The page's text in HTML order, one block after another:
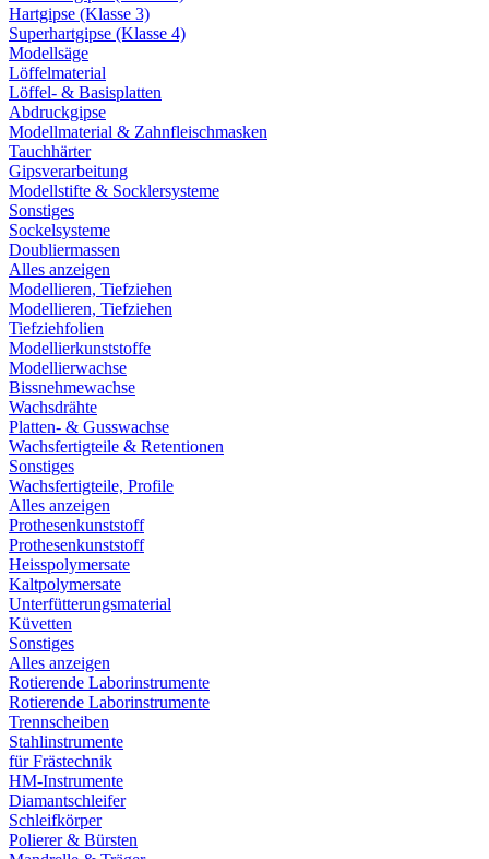
Hartgipse (Klasse 3)
Superhartgipse (Klasse 4)
Modellsäge
Löffelmaterial
Löffel- & Basisplatten
Abdruckgipse
Modellmaterial & Zahnfleischmasken
Tauchhärter
Gipsverarbeitung
Modellstifte & Socklersysteme
Sonstiges
Sockelsysteme
Doubliermassen
Alles anzeigen
Modellieren, Tiefziehen
Modellieren, Tiefziehen
Tiefziehfolien
Modellierkunststoffe
Modellierwachse
Bissnehmewachse
Wachsdrähte
Platten- & Gusswachse
Wachsfertigteile & Retentionen
Sonstiges
Wachsfertigteile, Profile
Alles anzeigen
Prothesenkunststoff
Prothesenkunststoff
Heisspolymersate
Kaltpolymersate
Unterfütterungsmaterial
Küvetten
Sonstiges
Alles anzeigen
Rotierende Laborinstrumente
Rotierende Laborinstrumente
Trennscheiben
Stahlinstrumente
für Frästechnik
HM-Instrumente
Diamantschleifer
Schleifkörper
Polierer & Bürsten